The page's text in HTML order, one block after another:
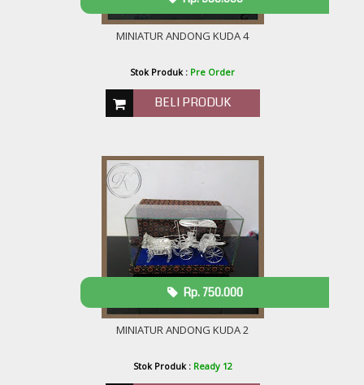
MINIATUR ANDONG KUDA 4
Stok Produk : Pre Order
BELI PRODUK
MINIATUR ANDONG KUDA 2
Rp. 750.000
Stok Produk : Ready 12